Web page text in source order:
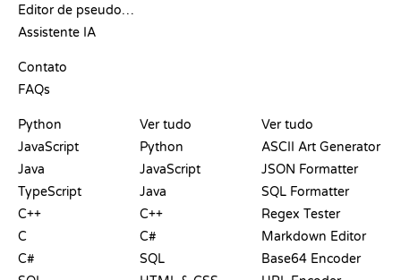
Editor de pseudocódigo
Assistente IA
Contato
FAQs
Python
JavaScript
Java
TypeScript
C++
C
C#
Ver tudo
Python
JavaScript
Java
C++
C#
SQL
Ver tudo
ASCII Art Generator
JSON Formatter
SQL Formatter
Regex Tester
Markdown Editor
Base64 Encoder